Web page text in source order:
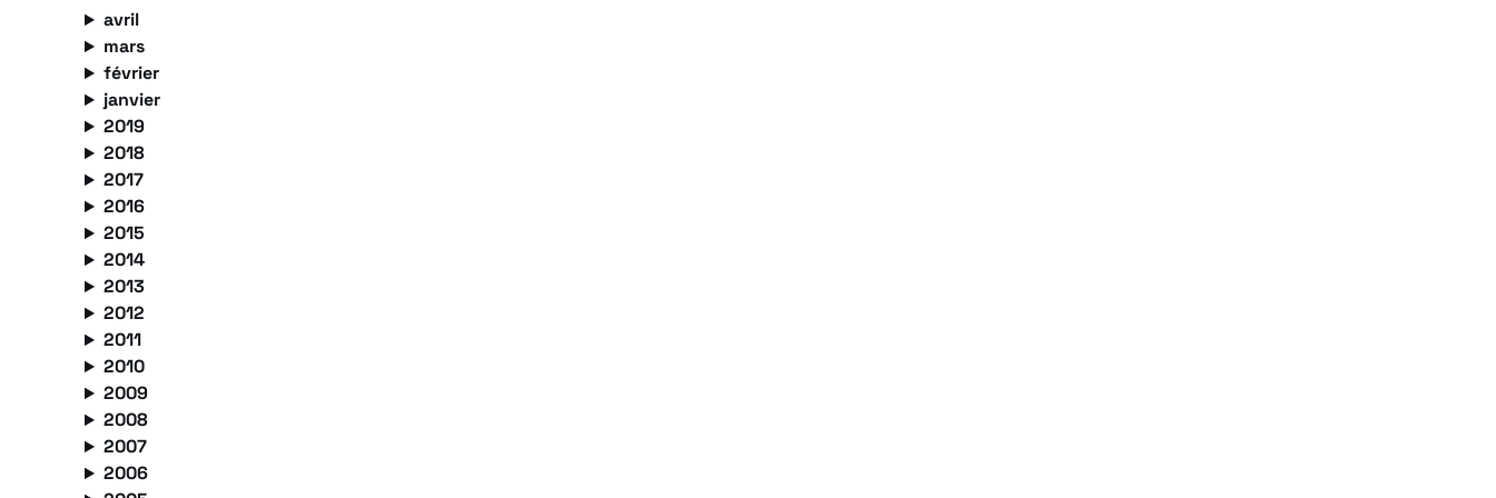
avril
mars
février
janvier
2019
2018
2017
2016
2015
2014
2013
2012
2011
2010
2009
2008
2007
2006